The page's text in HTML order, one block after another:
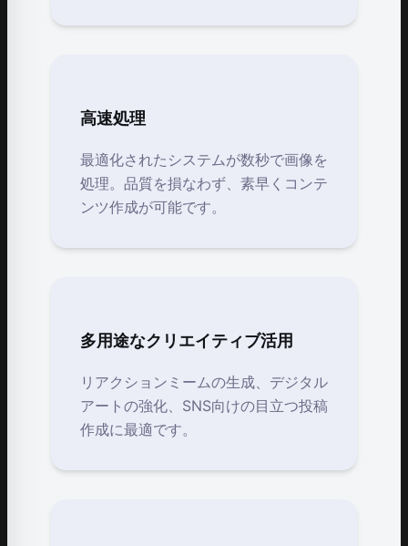
高速処理
最適化されたシステムが数秒で画像を
処理。品質を損なわず、素早くコンテ
ンツ作成が可能です。
多用途なクリエイティブ活用
リアクションミームの生成、デジタル
アートの強化、SNS向けの目立つ投稿
作成に最適です。